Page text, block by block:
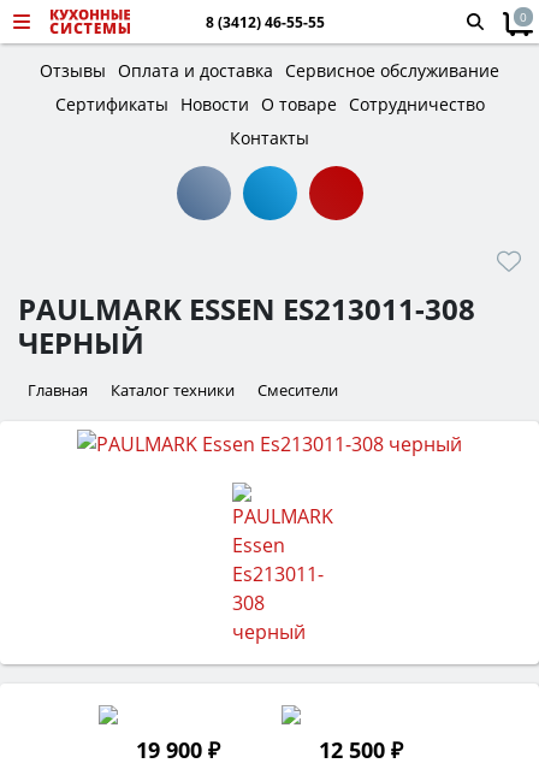
8 (3412) 46-55-55 0
Отзывы Оплата и доставка Сервисное обслуживание
Сертификаты
Новости О товаре Сотрудничество
Контакты
PAULMARK ESSEN ES213011-308
ЧЕРНЫЙ
Главная Каталог техники Смесители
19 900 ₽ 12 500 ₽